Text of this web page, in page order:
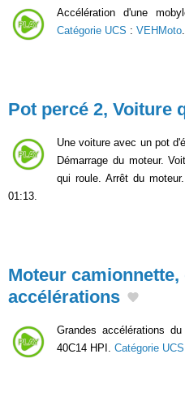
Accélération d'une
Catégorie UCS : VEHMoto
Pot percé 2, Voiture
Une voiture avec un pot
Démarrage du moteur.
qui roule. Arrêt du moteur.
01:13.
Moteur camionnette,
accélérations
Grandes accélérations
40C14 HPI. Catégorie UCS